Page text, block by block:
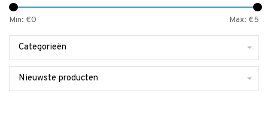
Min: €0 Max: €5
Categorieën
Nieuwste producten